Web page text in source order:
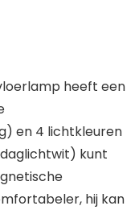
heeft een
en 4 lichtkleuren
kunt
hij kan